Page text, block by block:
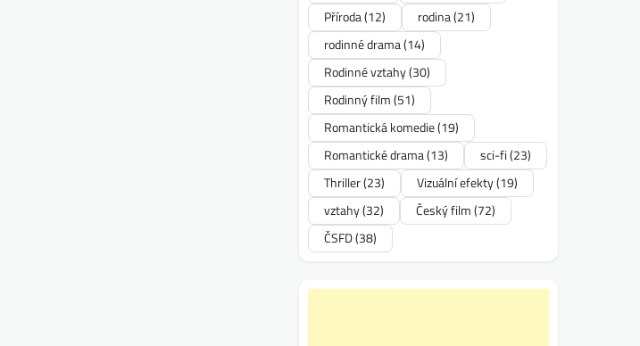
Příroda(12) rodina(21)
rodinné drama(14)
Rodinné vztahy(30)
Rodinný film(51)
Romantická komedie(19)
Romantické drama(13) sci-fi(23)
Thriller(23) Vizuální efekty(19)
vztahy(32) Český film(72)
ČSFD(38)